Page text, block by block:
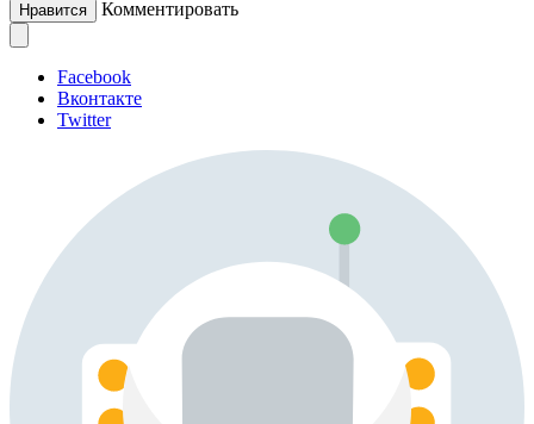
Нравится Комментировать
Facebook
Вконтакте
Twitter